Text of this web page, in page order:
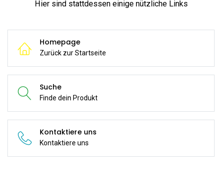
Hier sind stattdessen einige nützliche Links
Homepage
Zurück zur Startseite
Suche
Finde dein Produkt
Kontaktiere uns
Kontaktiere uns